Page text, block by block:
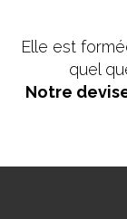
Elle est
quel
Notre